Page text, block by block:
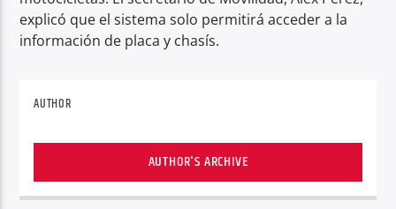
explicó que el sistema solo permitirá acceder a la
información de placa y chasís.
AUTHOR
AUTHOR'S ARCHIVE